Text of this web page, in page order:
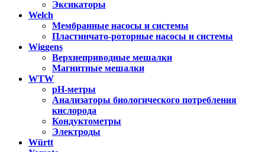
Эксикаторы
Welch
Мембранные насосы и системы
Пластинчато-роторные насосы и системы
Wiggens
Верхнеприводные мешалки
Магнитные мешалки
WTW
pH-метры
Анализаторы биологического потребления
кислорода
Кондуктометры
Электроды
Württ